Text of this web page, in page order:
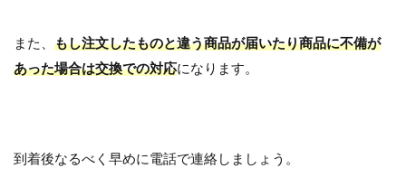
また、 もし注文したものと違う商品が届いたり商品に不備が
あった場合は交換での対応になります。
到着後なるべく早めに電話で連絡しましょう。